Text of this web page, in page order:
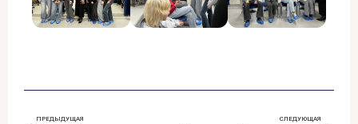
ПРЕДЫДУЩАЯ СЛЕДУЮЩАЯ